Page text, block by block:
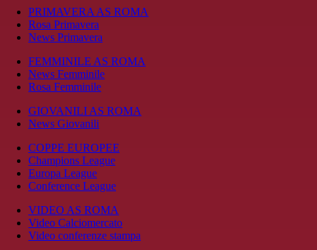
PRIMAVERA AS ROMA
Rosa Primavera
News Primavera
FEMMINILE AS ROMA
News Femminile
Rosa Femminile
GIOVANILI AS ROMA
News Giovanili
COPPE EUROPEE
Champions League
Europa League
Conference League
VIDEO AS ROMA
Video Calciomercato
Video conferenze stampa